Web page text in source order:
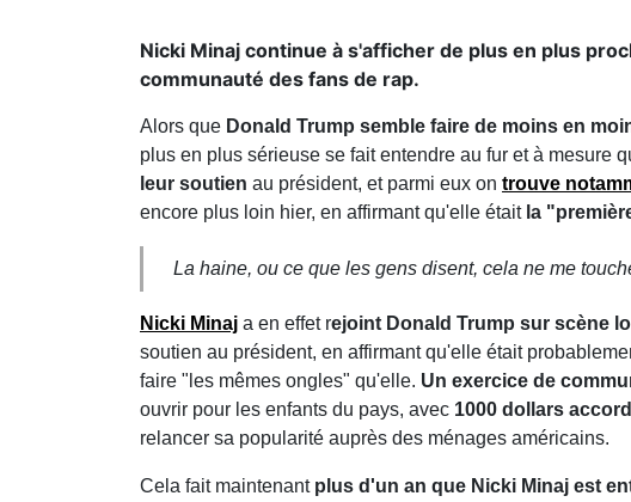
Nicki Minaj continue à s'afficher de plus en plus
communauté des fans de rap.
Alors que Donald Trump semble faire de moins en
plus en plus sérieuse se fait entendre au fur et à mesure
leur soutien au président, et parmi eux on trouve
encore plus loin hier, en affirmant qu'elle était la
La haine, ou ce que les gens disent, cela ne me
Nicki Minaj a en effet rejoint Donald Trump sur scène
soutien au président, en affirmant qu'elle était
faire "les mêmes ongles" qu'elle. Un exercice de
ouvrir pour les enfants du pays, avec 1000 dollars
relancer sa popularité auprès des ménages américains.
Cela fait maintenantplus d'un an que Nicki Minaj est